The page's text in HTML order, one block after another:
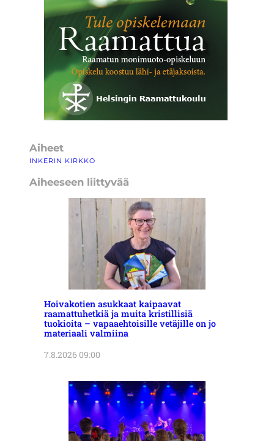
Aiheet
INKERIN KIRKKO
Aiheeseen liittyvää
Hoivakotien asukkaat kaipaavat
raamattuhetkiä ja muita kristillisiä
tuokioita – vapaaehtoisille vetäjille on jo
materiaali valmiina
7.8.2026 09:00